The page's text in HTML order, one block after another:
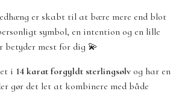
er skabt til at bære mere end blot
symbol, en intention og en lille
betyder mest for dig 💫
i 14 karat forgyldt sterlingsølv og har en
gør det let at kombinere med både